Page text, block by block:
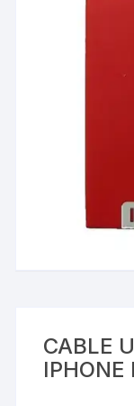
CABLE
IPHONE